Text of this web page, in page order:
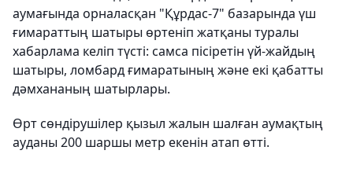
аумағында орналасқан "Құрдас-7" базарында үш
ғимараттың шатыры өртеніп жатқаны туралы
хабарлама келіп түсті: самса пісіретін үй-жайдың
шатыры, ломбард ғимаратының және екі қабатты
дәмхананың шатырлары.
Өрт сөндірушілер қызыл жалын шалған аумақтың
ауданы 200 шаршы метр екенін атап өтті.